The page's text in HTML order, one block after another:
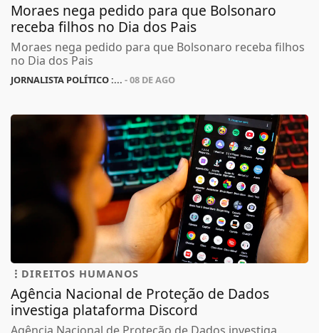
Moraes nega pedido para que Bolsonaro
receba filhos no Dia dos Pais
Moraes nega pedido para que Bolsonaro receba filhos
no Dia dos Pais
JORNALISTA POLÍTICO :... - 08 DE AGO
DIREITOS HUMANOS
Agência Nacional de Proteção de Dados
investiga plataforma Discord